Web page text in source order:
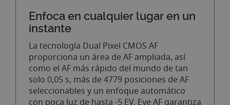
Enfoca en cualquier lugar en un
instante
La tecnología Dual Pixel CMOS AF
proporciona un área de AF ampliada, así
como el AF más rápido del mundo de tan
solo 0,05 s, más de 4779 posiciones de AF
seleccionables y un enfoque automático
con poca luz de hasta -5 EV. Eye AF garantiza